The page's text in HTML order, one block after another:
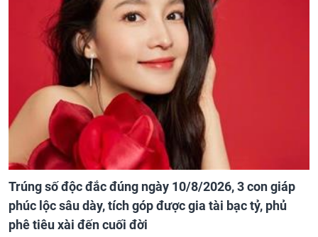
Trúng số độc đắc đúng ngày 10/8/2026, 3 con giáp
phúc lộc sâu dày, tích góp được gia tài bạc tỷ, phủ
phê tiêu xài đến cuối đời